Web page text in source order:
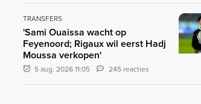
TRANSFERS
'Sami Ouaissa wacht op
Feyenoord; Rigaux wil eerst Hadj
Moussa verkopen'
5 aug. 2026 11:05 245 reacties